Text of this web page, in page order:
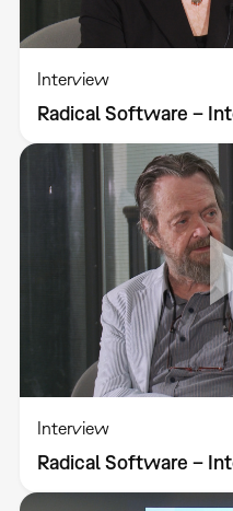
Interview
Radical Software –
Interview
Radical Software –